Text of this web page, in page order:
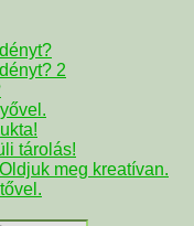
2
tárolás!
meg kreatívan.